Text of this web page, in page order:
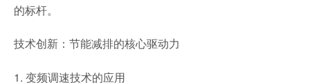
的标杆。
技术创新：节能减排的核心驱动力
1. 变频调速技术的应用